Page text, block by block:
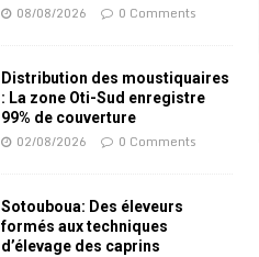
08/08/2026 0 Comments
Distribution des moustiquaires
: La zone Oti-Sud enregistre
99% de couverture
02/08/2026 0 Comments
Sotouboua: Des éleveurs
formés aux techniques
d’élevage des caprins